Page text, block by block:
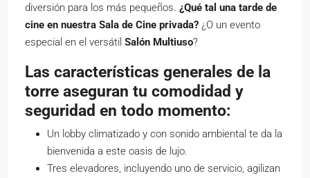
diversión para los más pequeños. ¿Qué tal una tarde de
cine en nuestra Sala de Cine privada? ¿O un evento
especial en el versátil Salón Multiuso?
Las características generales de la
torre aseguran tu comodidad y
seguridad en todo momento:
Un lobby climatizado y con sonido ambiental te da la
bienvenida a este oasis de lujo.
Tres elevadores, incluyendo uno de servicio, agilizan